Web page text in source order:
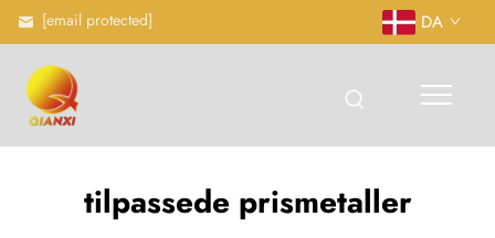
[email protected] DA
tilpassede prismetaller